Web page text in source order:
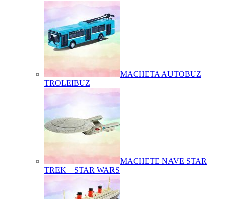
MACHETA AUTOBUZ
TROLEIBUZ
MACHETE NAVE STAR
TREK – STAR WARS